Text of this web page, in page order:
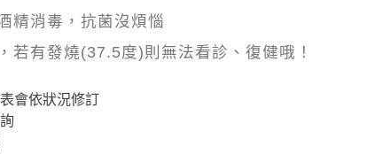
精消毒，抗菌沒煩惱
若有發燒(37.5度)則無法看診、復健哦！
會依狀況修訂